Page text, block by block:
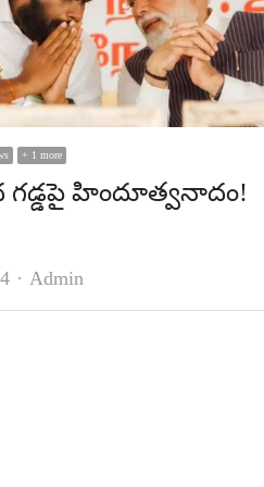
+ 1 more
హిందూత్వనాదం!
Author
Admin